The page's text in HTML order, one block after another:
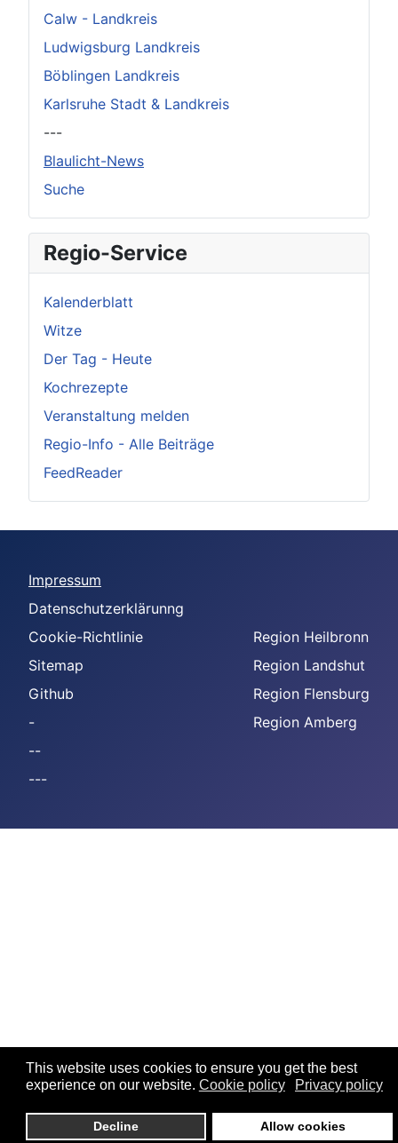
This website uses cookies to ensure you get the best
experience on our website. Cookie policy Privacy policy
Decline Allow cookies
Calw - Landkreis
Ludwigsburg Landkreis
Böblingen Landkreis
Karlsruhe Stadt & Landkreis
---
Blaulicht-News
Suche
Regio-Service
Kalenderblatt
Witze
Der Tag - Heute
Kochrezepte
Veranstaltung melden
Regio-Info - Alle Beiträge
FeedReader
Impressum
Datenschutzerklärunng
Cookie-Richtlinie
Sitemap
Github
-
--
---
Region Heilbronn
Region Landshut
Region Flensburg
Region Amberg